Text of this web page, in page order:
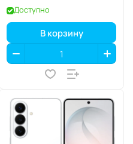
Доступно
В корзину